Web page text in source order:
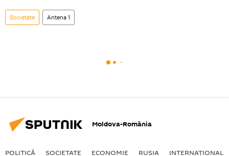
Societate Antena 1
Moldova-România
POLITICĂ SOCIETATE ECONOMIE RUSIA INTERNAŢIONAL